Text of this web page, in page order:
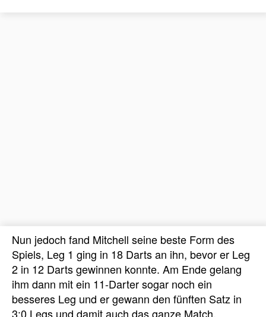
Nun jedoch fand Mitchell seine beste Form des
Spiels, Leg 1 ging in 18 Darts an ihn, bevor er Leg
2 in 12 Darts gewinnen konnte. Am Ende gelang
ihm dann mit ein 11-Darter sogar noch ein
besseres Leg und er gewann den fünften Satz in
3:0 Legs und damit auch das ganze Match.